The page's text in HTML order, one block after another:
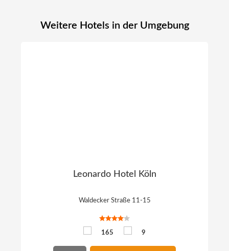
Weitere Hotels in der Umgebung
Leonardo Hotel Köln
Waldecker Straße 11-15
165 9